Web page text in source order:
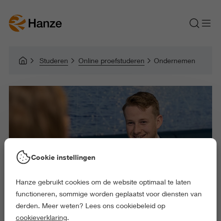
Studeren Online proefstuderen Ondernemen
Cookie instellingen
Hanze gebruikt cookies om de website optimaal te laten
functioneren, sommige worden geplaatst voor diensten van
derden. Meer weten? Lees ons cookiebeleid op
cookieverklaring.